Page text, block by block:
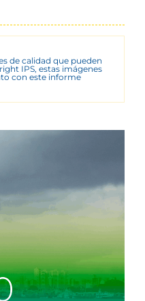
de calidad que pueden
IPS, estas imágenes
con este informe